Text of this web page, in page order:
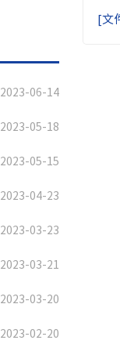
2023-06-14
2023-05-18
2023-05-15
2023-04-23
2023-03-23
2023-03-21
2023-03-20
2023-02-20
[文